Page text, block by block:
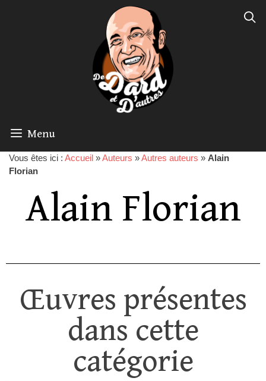
Menu
Vous êtes ici : Accueil »Auteurs »Autres auteurs » Alain
Florian
Alain Florian
Œuvres présentes
dans cette
catégorie